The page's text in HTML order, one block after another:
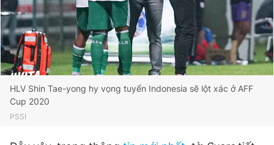
HLV Shin Tae-yong hy vọng tuyển Indonesia sẽ lột xác ở AFF
Cup 2020
PSSI